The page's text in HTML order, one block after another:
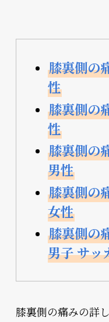
膝裏側の
性
膝裏側の
性
膝裏側の
男性
膝裏側の
女性
膝裏側の
男子 サッ
膝裏側の痛みの詳